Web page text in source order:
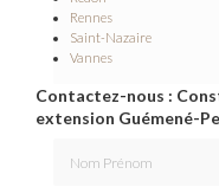
Rennes
Saint-Nazaire
Vannes
Contactez-nous :
extension Guémené-